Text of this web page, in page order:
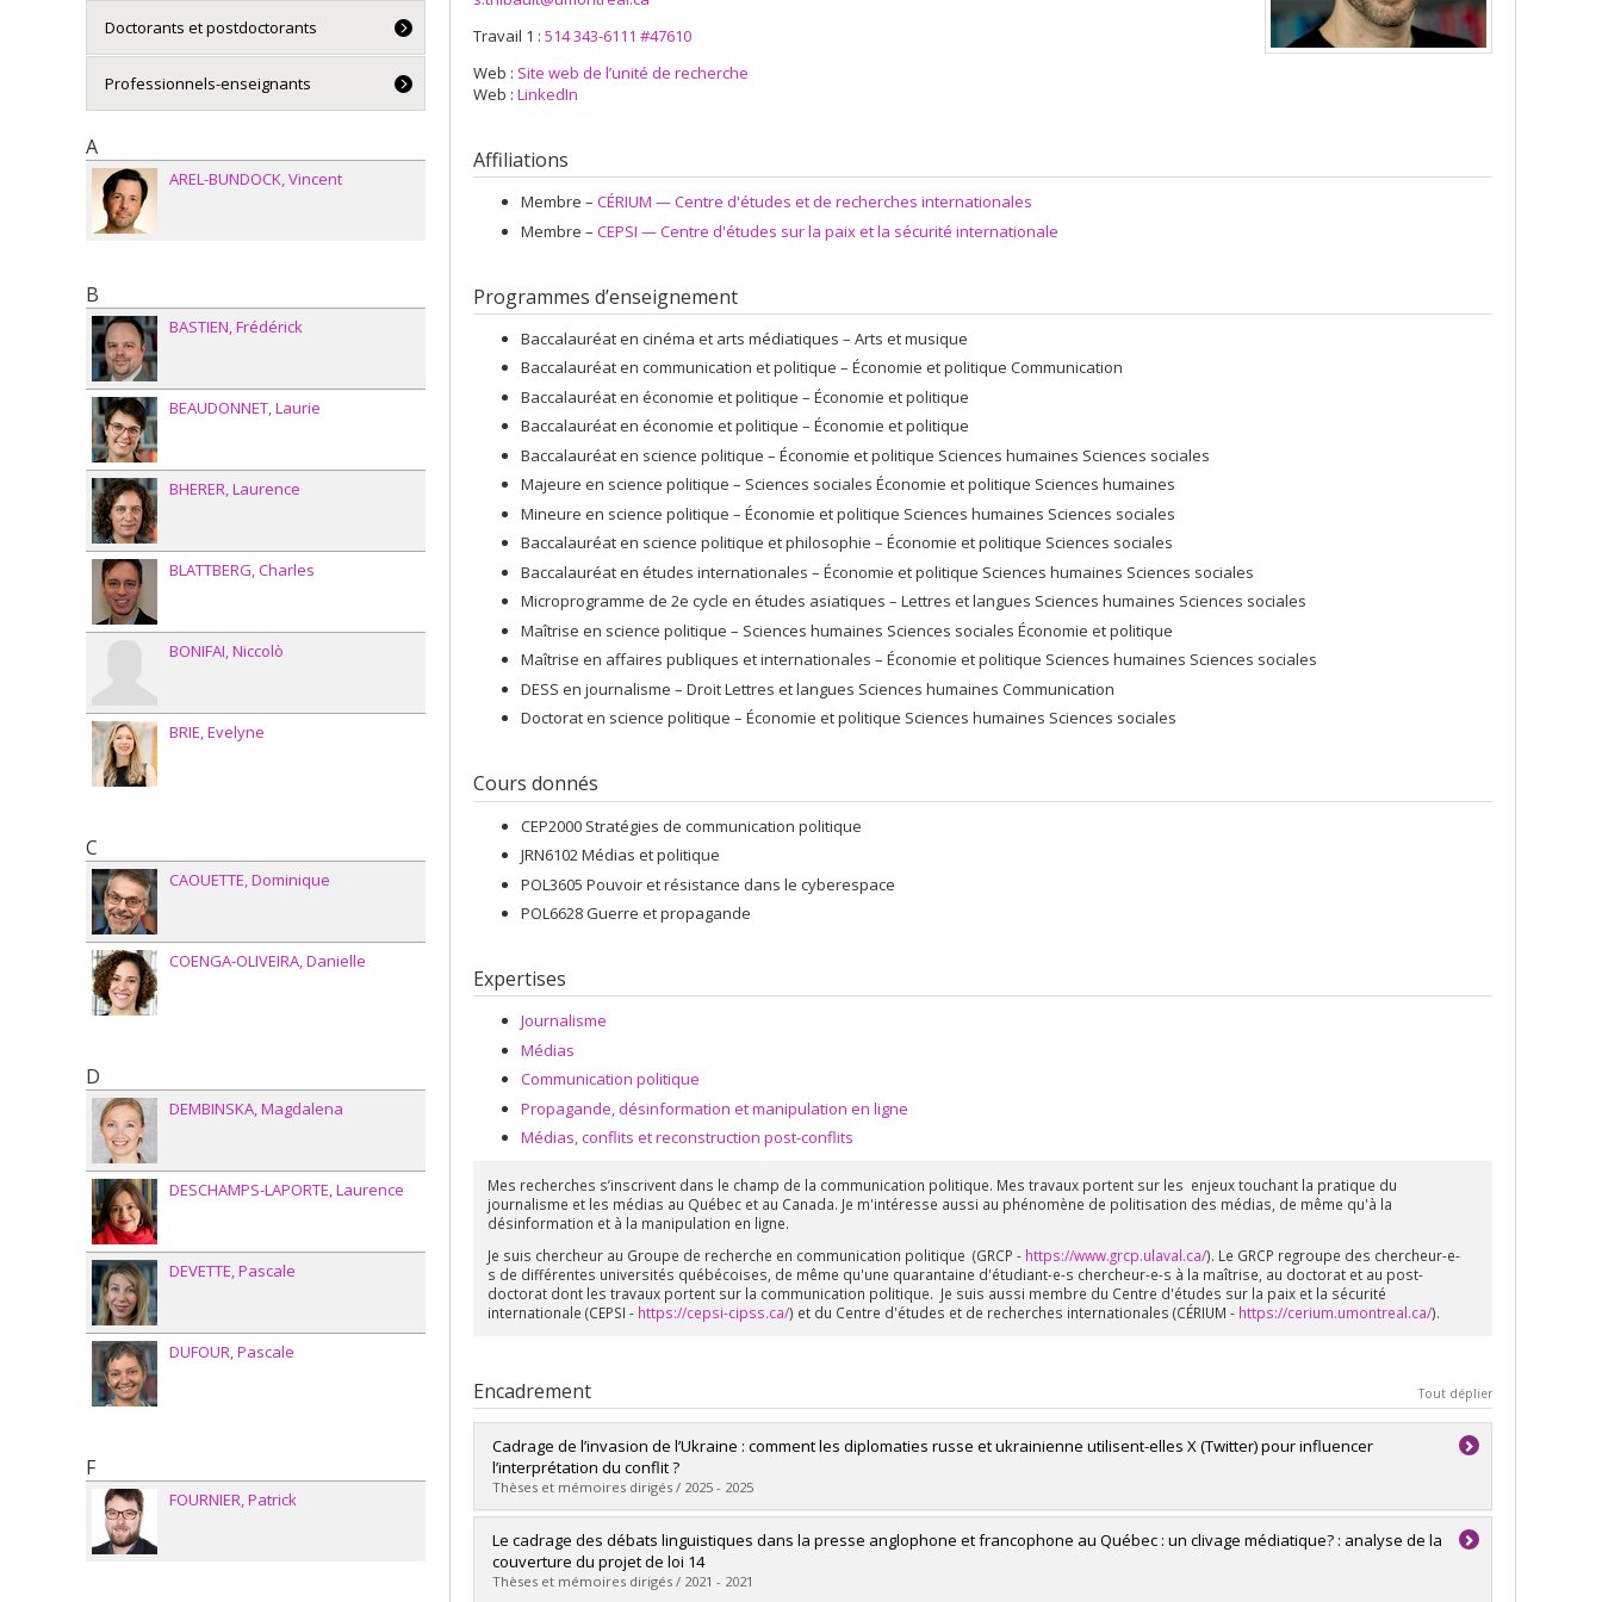
Travail 1 : 514 343-6111 #47610
Web : Site web de l’unité de recherche
Web : LinkedIn
Affiliations
Membre – CÉRIUM — Centre d'études et de recherches internationales
Membre – CEPSI — Centre d'études sur la paix et la sécurité internationale
Programmes d’enseignement
Baccalauréat en cinéma et arts médiatiques – Arts et musique
Baccalauréat en communication et politique – Économie et politique Communication
Baccalauréat en économie et politique – Économie et politique
Baccalauréat en économie et politique – Économie et politique
Baccalauréat en science politique – Économie et politique Sciences humaines Sciences sociales
Majeure en science politique – Sciences sociales Économie et politique Sciences humaines
Mineure en science politique – Économie et politique Sciences humaines Sciences sociales
Baccalauréat en science politique et philosophie – Économie et politique Sciences sociales
Baccalauréat en études internationales – Économie et politique Sciences humaines Sciences sociales
Microprogramme de 2e cycle en études asiatiques – Lettres et langues Sciences humaines Sciences sociales
Maîtrise en science politique – Sciences humaines Sciences sociales Économie et politique
Maîtrise en affaires publiques et internationales – Économie et politique Sciences humaines Sciences sociales
DESS en journalisme – Droit Lettres et langues Sciences humaines Communication
Doctorat en science politique – Économie et politique Sciences humaines Sciences sociales
Cours donnés
CEP2000 Stratégies de communication politique
JRN6102 Médias et politique
POL3605 Pouvoir et résistance dans le cyberespace
POL6628 Guerre et propagande
Expertises
Journalisme
Médias
Communication politique
Propagande, désinformation et manipulation en ligne
Médias, conflits et reconstruction post-conflits
Mes recherches s’inscrivent dans le champ de la communication politique. Mes travaux portent sur les enjeux touchant la pratique du
journalisme et les médias au Québec et au Canada. Je m'intéresse aussi au phénomène de politisation des médias, de même qu'à la
désinformation et à la manipulation en ligne.
Je suis chercheur au Groupe de recherche en communication politique (GRCP - https://www.grcp.ulaval.ca/). Le GRCP regroupe des chercheur-e-
s de différentes universités québécoises, de même qu'une quarantaine d'étudiant-e-s chercheur-e-s à la maîtrise, au doctorat et au post-
doctorat dont les travaux portent sur la communication politique. Je suis aussi membre du Centre d'études sur la paix et la sécurité
internationale (CEPSI - https://cepsi-cipss.ca/) et du Centre d'études et de recherches internationales (CÉRIUM - https://cerium.umontreal.ca/).
Encadrement Tout déplier
Cadrage de l’invasion de l’Ukraine : comment les diplomaties russe et ukrainienne utilisent-elles X (Twitter) pour influencer
l’interprétation du conflit ?
Thèses et mémoires dirigés / 2025 - 2025
Diplômé(e) :Gariépy, Mathieu
Cycle :Maîtrise
Diplôme obtenu :M. Sc.
Le cadrage des débats linguistiques dans la presse anglophone et francophone au Québec : un clivage médiatique? : analyse de la
couverture du projet de loi 14
Thèses et mémoires dirigés / 2021 - 2021
Doctorants et postdoctorants
Professionnels-enseignants
A
AREL-BUNDOCK Vincent
B
BASTIEN Frédérick
BEAUDONNET Laurie
BHERER Laurence
BLATTBERG Charles
BONIFAI Niccolò
BRIE Evelyne
C
CAOUETTE Dominique
COENGA-OLIVEIRA Danielle
D
DEMBINSKA Magdalena
DESCHAMPS-LAPORTE Laurence
DEVETTE Pascale
DUFOUR Pascale
F
FOURNIER Patrick